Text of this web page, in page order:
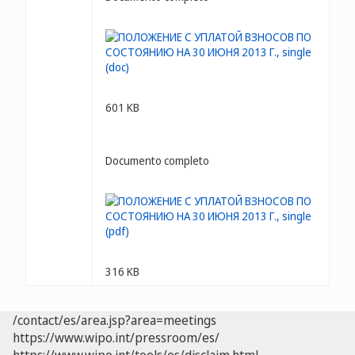
601 KB
Documento completo
316 KB
/contact/es/area.jsp?area=meetings
https://www.wipo.int/pressroom/es/